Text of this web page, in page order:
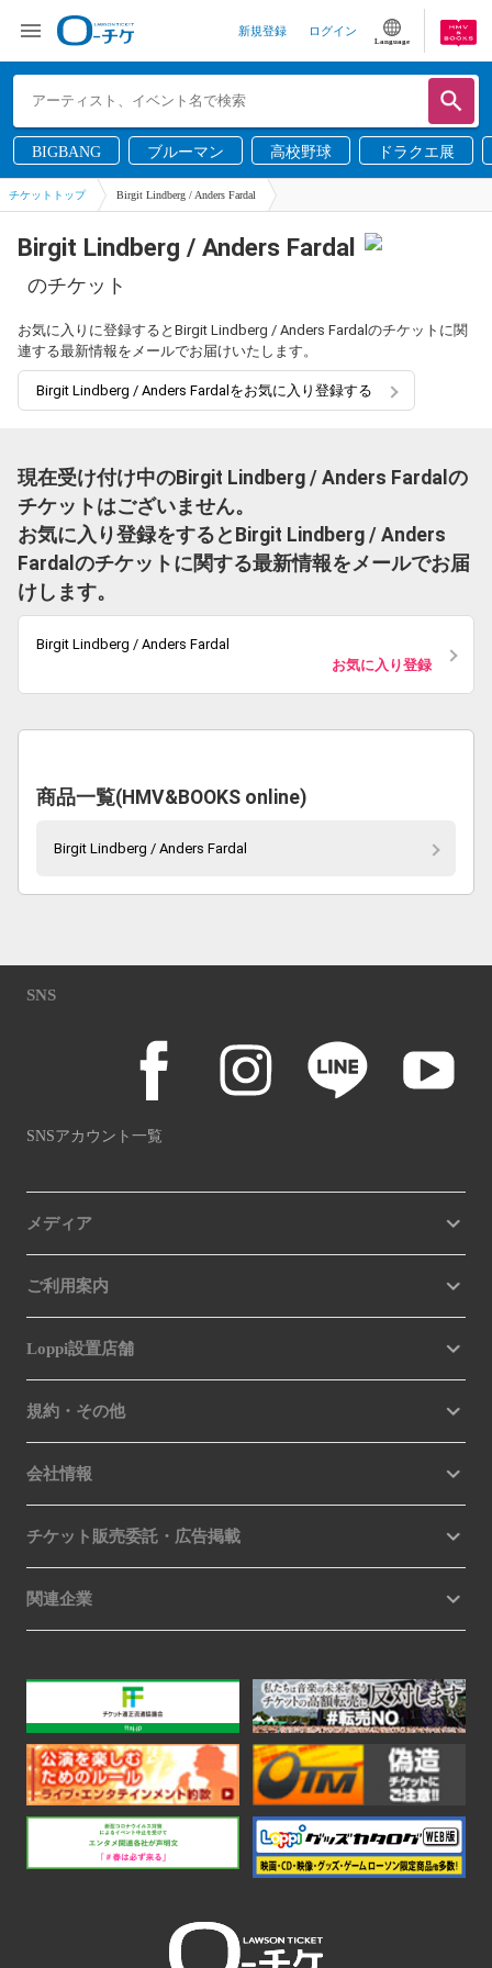
新規登録 ログイン
Language
BIGBANG ブルーマン 高校野球 ドラクエ展
チケットトップ Birgit Lindberg / Anders Fardal
Birgit Lindberg / Anders Fardal
のチケット
お気に入りに登録するとBirgit Lindberg / Anders Fardalのチケットに関
連する最新情報をメールでお届けいたします。
Birgit Lindberg / Anders Fardalをお気に入り登録する
現在受け付け中のBirgit Lindberg / Anders Fardalの
チケットはございません。
お気に入り登録をするとBirgit Lindberg / Anders
Fardalのチケットに関する最新情報をメールでお届
けします。
Birgit Lindberg / Anders Fardal
お気に入り登録
商品一覧(HMV&BOOKS online)
Birgit Lindberg / Anders Fardal
SNS
SNSアカウント一覧
メディア
ご利用案内
Loppi設置店舗
規約・その他
会社情報
チケット販売委託・広告掲載
関連企業